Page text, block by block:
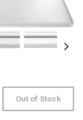
Out of Stock